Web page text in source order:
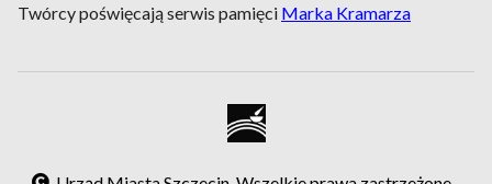
Twórcy poświęcają serwis pamięci Marka Kramarza